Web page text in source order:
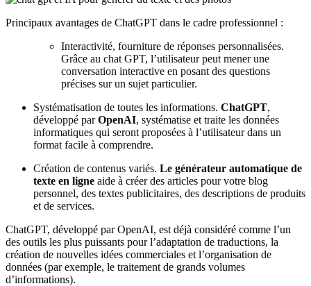
Principaux avantages de ChatGPT dans le cadre professionnel :
Interactivité, fourniture de réponses personnalisées.
Grâce au chat GPT, l’utilisateur peut mener une
conversation interactive en posant des questions
précises sur un sujet particulier.
Systématisation de toutes les informations. ChatGPT,
développé par OpenAI, systématise et traite les données
informatiques qui seront proposées à l’utilisateur dans un
format facile à comprendre.
Création de contenus variés. Le générateur automatique de
texte en ligne aide à créer des articles pour votre blog
personnel, des textes publicitaires, des descriptions de produits
et de services.
ChatGPT, développé par OpenAI, est déjà considéré comme l’un
des outils les plus puissants pour l’adaptation de traductions, la
création de nouvelles idées commerciales et l’organisation de
données (par exemple, le traitement de grands volumes
d’informations).